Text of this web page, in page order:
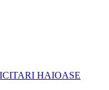
HAIOASE